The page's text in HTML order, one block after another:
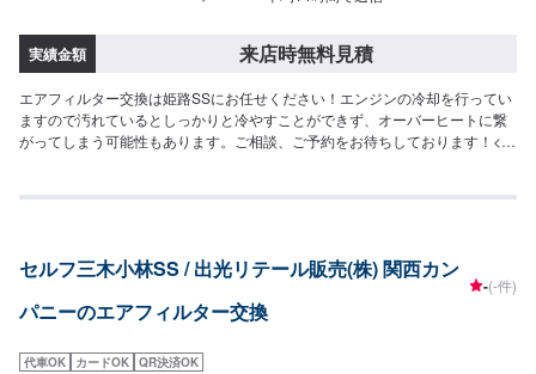
実績金額 来店時無料見積
エアフィルター交換は姫路SSにお任せください！エンジンの冷却を行ってい
ますので汚れているとしっかりと冷やすことができず、オーバーヒートに繋
がってしまう可能性もあります。ご相談、ご予約をお待ちしております！<費
セルフ三木小林SS / 出光リテール販売(株) 関西カン
パニーのエアフィルター交換
-(-件)
代車OK カードOK QR決済OK